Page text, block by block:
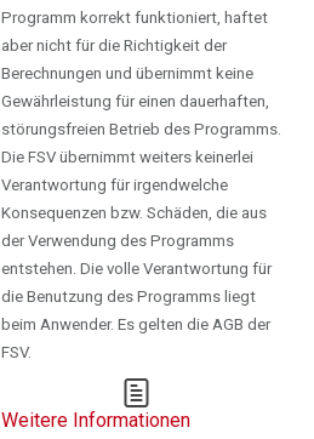
Programm korrekt funktioniert, haftet
aber nicht für die Richtigkeit der
Berechnungen und übernimmt keine
Gewährleistung für einen dauerhaften,
störungsfreien Betrieb des Programms.
Die FSV übernimmt weiters keinerlei
Verantwortung für irgendwelche
Konsequenzen bzw. Schäden, die aus
der Verwendung des Programms
entstehen. Die volle Verantwortung für
die Benutzung des Programms liegt
beim Anwender. Es gelten die AGB der
FSV.
Weitere Informationen